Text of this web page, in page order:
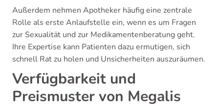
Außerdem nehmen Apotheker häufig eine zentrale
Rolle als erste Anlaufstelle ein, wenn es um Fragen
zur Sexualität und zur Medikamentenberatung geht.
Ihre Expertise kann Patienten dazu ermutigen, sich
schnell Rat zu holen und Unsicherheiten auszuräumen.
Verfügbarkeit und
Preismuster von Megalis